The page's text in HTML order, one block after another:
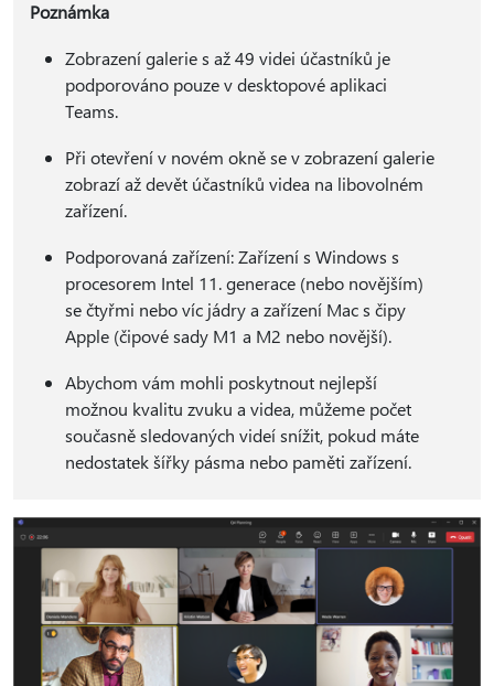
Poznámka
Zobrazení galerie s až 49 videi účastníků je
podporováno pouze v desktopové aplikaci
Teams.
Při otevření v novém okně se v zobrazení galerie
zobrazí až devět účastníků videa na libovolném
zařízení.
Podporovaná zařízení: Zařízení s Windows s
procesorem Intel 11. generace (nebo novějším)
se čtyřmi nebo víc jádry a zařízení Mac s čipy
Apple (čipové sady M1 a M2 nebo novější).
Abychom vám mohli poskytnout nejlepší
možnou kvalitu zvuku a videa, můžeme počet
současně sledovaných videí snížit, pokud máte
nedostatek šířky pásma nebo paměti zařízení.